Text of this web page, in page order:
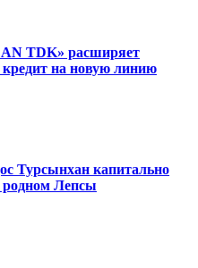
TDK» расширяет
кредит на новую линию
Турсынхан капитально
родном Лепсы